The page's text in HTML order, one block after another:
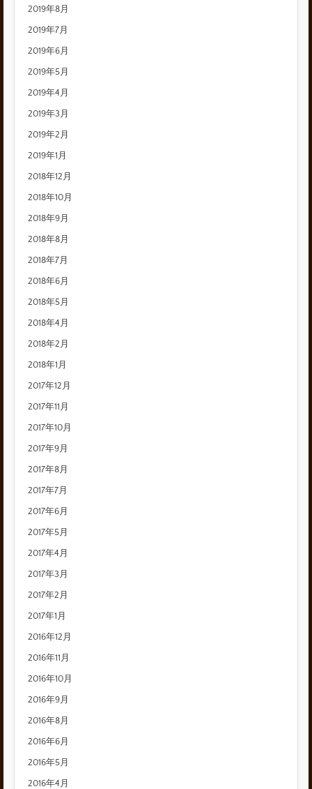
2019年8月
2019年7月
2019年6月
2019年5月
2019年4月
2019年3月
2019年2月
2019年1月
2018年12月
2018年10月
2018年9月
2018年8月
2018年7月
2018年6月
2018年5月
2018年4月
2018年2月
2018年1月
2017年12月
2017年11月
2017年10月
2017年9月
2017年8月
2017年7月
2017年6月
2017年5月
2017年4月
2017年3月
2017年2月
2017年1月
2016年12月
2016年11月
2016年10月
2016年9月
2016年8月
2016年6月
2016年5月
2016年4月